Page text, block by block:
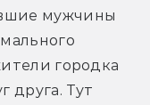
мужчины
городка
друга. Тут